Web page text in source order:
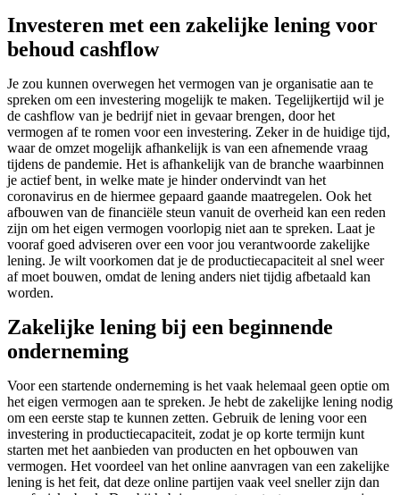
Investeren met een zakelijke lening voor
behoud cashflow
Je zou kunnen overwegen het vermogen van je organisatie aan te
spreken om een investering mogelijk te maken. Tegelijkertijd wil je
de cashflow van je bedrijf niet in gevaar brengen, door het
vermogen af te romen voor een investering. Zeker in de huidige tijd,
waar de omzet mogelijk afhankelijk is van een afnemende vraag
tijdens de pandemie. Het is afhankelijk van de branche waarbinnen
je actief bent, in welke mate je hinder ondervindt van het
coronavirus en de hiermee gepaard gaande maatregelen. Ook het
afbouwen van de financiële steun vanuit de overheid kan een reden
zijn om het eigen vermogen voorlopig niet aan te spreken. Laat je
vooraf goed adviseren over een voor jou verantwoorde zakelijke
lening. Je wilt voorkomen dat je de productiecapaciteit al snel weer
af moet bouwen, omdat de lening anders niet tijdig afbetaald kan
worden.
Zakelijke lening bij een beginnende
onderneming
Voor een startende onderneming is het vaak helemaal geen optie om
het eigen vermogen aan te spreken. Je hebt de zakelijke lening nodig
om een eerste stap te kunnen zetten. Gebruik de lening voor een
investering in productiecapaciteit, zodat je op korte termijn kunt
starten met het aanbieden van producten en het opbouwen van
vermogen. Het voordeel van het online aanvragen van een zakelijke
lening is het feit, dat deze online partijen vaak veel sneller zijn dan